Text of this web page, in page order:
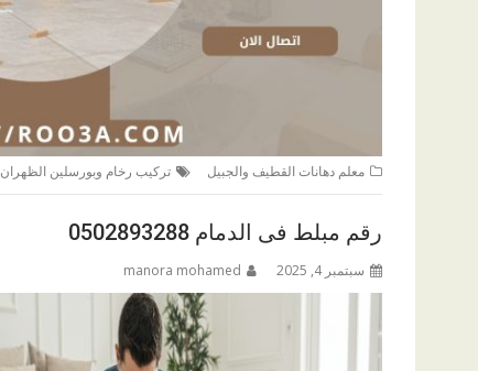
معلم دهانات القطيف والجبيل تركيب رخام وبورسلين الظهران
رقم مبلط فى الدمام 0502893288
سبتمبر 4, 2025 manora mohamed